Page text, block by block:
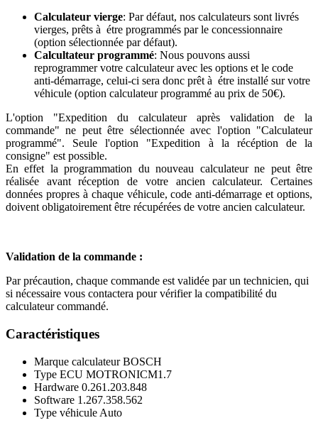
Calculateur vierge: Par défaut, nos calculateurs sont livrés
vierges, prêts à étre programmés par le concessionnaire
(option sélectionnée par défaut).
Calcultateur programmé: Nous pouvons aussi
reprogrammer votre calculateur avec les options et le code
anti-démarrage, celui-ci sera donc prêt à étre installé sur votre
véhicule (option calculateur programmé au prix de 50€).
L'option "Expedition du calculateur après validation de la
commande" ne peut être sélectionnée avec l'option "Calculateur
programmé". Seule l'option "Expedition à la récéption de la
consigne" est possible.
En effet la programmation du nouveau calculateur ne peut être
réalisée avant réception de votre ancien calculateur. Certaines
données propres à chaque véhicule, code anti-démarrage et options,
doivent obligatoirement être récupérées de votre ancien calculateur.
Validation de la commande :
Par précaution, chaque commande est validée par un technicien, qui
si nécessaire vous contactera pour vérifier la compatibilité du
calculateur commandé.
Caractéristiques
Marque calculateur BOSCH
Type ECU MOTRONICM1.7
Hardware 0.261.203.848
Software 1.267.358.562
Type véhicule Auto